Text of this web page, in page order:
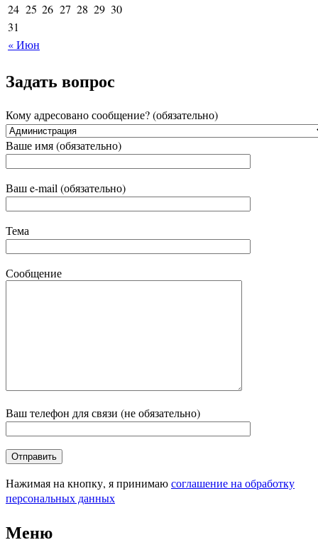
« Июн
24 25 26 27 28 29 30
31
Задать вопрос
Кому адресовано сообщение? (обязательно)
Ваше имя (обязательно)
Ваш e-mail (обязательно)
Тема
Сообщение
Ваш телефон для связи (не обязательно)
Нажимая на кнопку, я принимаюсоглашение на обработку
персональных данных
Меню